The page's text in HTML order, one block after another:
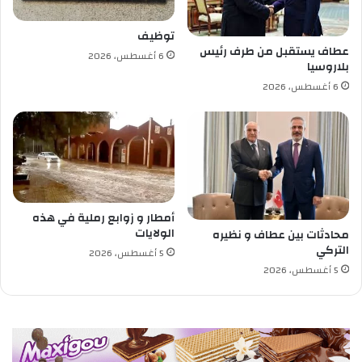
عطاف يستقبل من طرف رئيس
بلاروسيا
6 أغسطس، 2026
توظيف
6 أغسطس، 2026
محادثات بين عطاف و نظيره
التركي
5 أغسطس، 2026
أمطار و زوابع رملية في هذه
الولايات
5 أغسطس، 2026